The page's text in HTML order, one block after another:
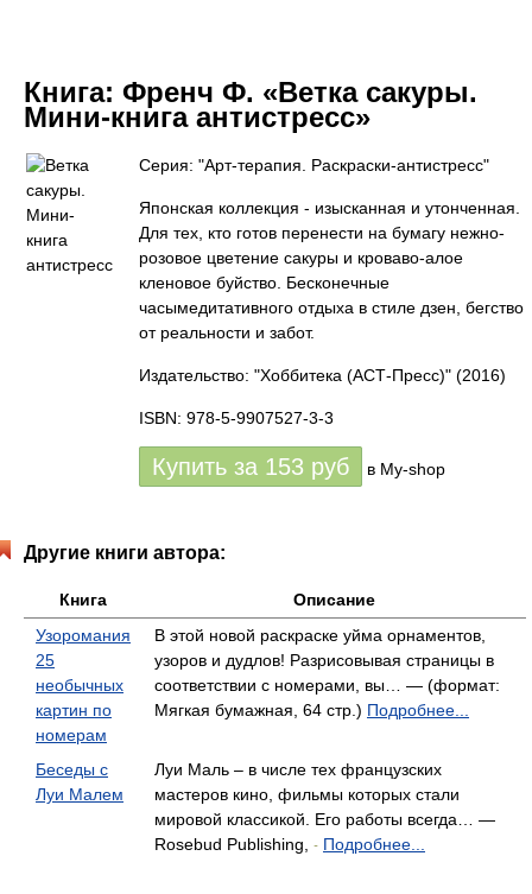
Книга: Френч Ф. «Ветка сакуры.
Мини-книга антистресс»
Серия: "Арт-терапия. Раскраски-антистресс"
Японская коллекция - изысканная и утонченная.
Для тех, кто готов перенести на бумагу нежно-
розовое цветение сакуры и кроваво-алое
кленовое буйство. Бесконечные
часымедитативного отдыха в стиле дзен, бегство
от реальности и забот.
Издательство: "Хоббитека (АСТ-Пресс)" (2016)
ISBN: 978-5-9907527-3-3
Купить за 153 руб в My-shop
Другие книги автора:
Книга
Описание
Узоромания
25
необычных
картин по
номерам
В этой новой раскраске уйма орнаментов,
узоров и дудлов! Разрисовывая страницы в
соответствии с номерами, вы… — (формат:
Мягкая бумажная, 64 стр.) Подробнее...
Беседы с
Луи Малем
Луи Маль – в числе тех французских
мастеров кино, фильмы которых стали
мировой классикой. Его работы всегда… —
Rosebud Publishing,
- Подробнее...